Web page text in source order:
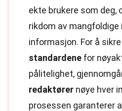
ekte brukere som deg,
rikdom av mangfoldige
informasjon. For å
standardene for
pålitelighet,
redaktører nøye hver
prosessen garanterer